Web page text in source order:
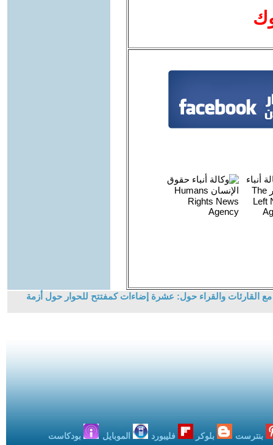
والقراء حول: عشرة إضاءات كمفتتح للحوار حول أزمة
بنترست بلوكر فليبورد الموبايل بودكاست